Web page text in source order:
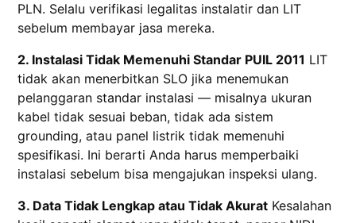
PLN. Selalu verifikasi legalitas instalatir dan LIT
sebelum membayar jasa mereka.
2. Instalasi Tidak Memenuhi Standar PUIL 2011 LIT
tidak akan menerbitkan SLO jika menemukan
pelanggaran standar instalasi — misalnya ukuran
kabel tidak sesuai beban, tidak ada sistem
grounding, atau panel listrik tidak memenuhi
spesifikasi. Ini berarti Anda harus memperbaiki
instalasi sebelum bisa mengajukan inspeksi ulang.
3. Data Tidak Lengkap atau Tidak Akurat Kesalahan